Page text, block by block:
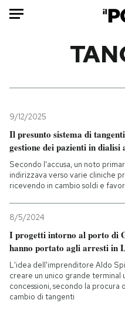
Mondo
Politica
Tecnologia
Internet
Scienza
Economia
Sport
PODCAST
9/12/2025
Il presunto sistema di
gestione dei pazienti in dialisi
Secondo l'accusa, un noto
indirizzava verso varie cliniche
ricevendo in cambio soldi e
8/5/2024
I progetti intorno al porto di
hanno portato agli arresti in
L'idea dell'imprenditore Aldo
creare un unico grande terminal
concessioni, secondo la procura
cambio di tangenti